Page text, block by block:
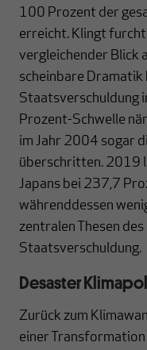
100 Prozent der
erreicht. Klingt
vergleichender Blick
scheinbare
Staatsverschuldung
Prozent-Schwelle
im Jahr 2004 sogar
überschritten. 2019
Japans bei 237,7
währenddessen
zentralen Thesen
Staatsverschuldung.
Desaster
Zurück zum
einer